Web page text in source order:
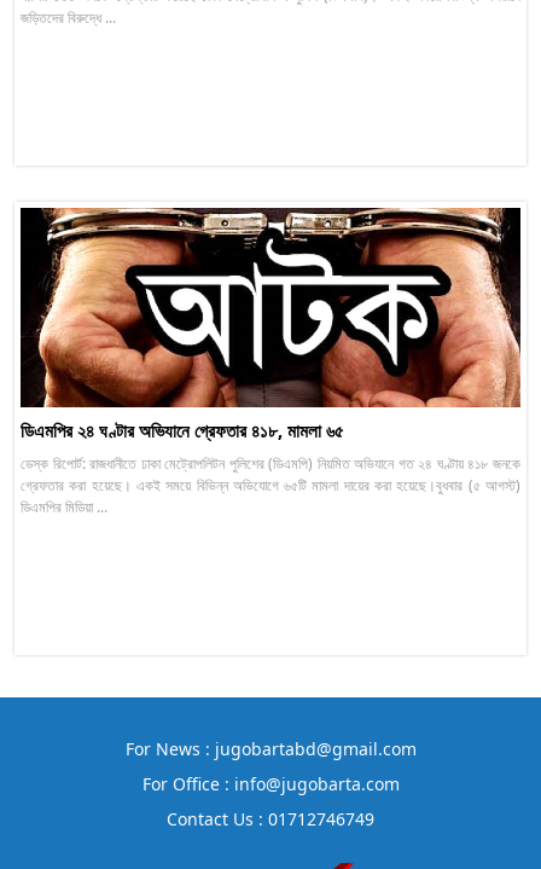
জড়িতদের বিরুদ্ধে ...
ডিএমপির ২৪ ঘণ্টার অভিযানে গ্রেফতার ৪১৮, মামলা ৬৫
ডেস্ক রিপোর্ট: রাজধানীতে ঢাকা মেট্রোপলিটন পুলিশের (ডিএমপি) নিয়মিত অভিযানে গত ২৪ ঘণ্টায় ৪১৮ জনকে
গ্রেফতার করা হয়েছে। একই সময়ে বিভিন্ন অভিযোগে ৬৫টি মামলা দায়ের করা হয়েছে।বুধবার (৫ আগস্ট)
ডিএমপির মিডিয়া ...
For News : jugobartabd@gmail.com
For Office : info@jugobarta.com
Contact Us : 01712746749